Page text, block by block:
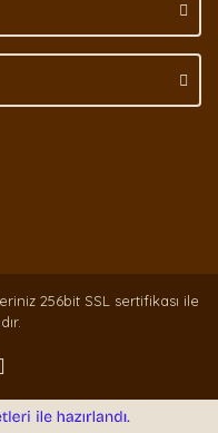
256bit SSL sertifikası ile
e-